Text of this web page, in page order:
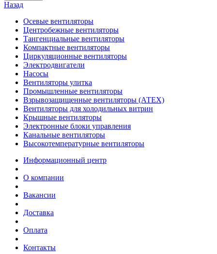
Назад
Осевые вентиляторы
Центробежные вентиляторы
Тангенциальные вентиляторы
Компактные вентиляторы
Циркуляционные вентиляторы
Электродвигатели
Насосы
Вентиляторы улитка
Промышленные вентиляторы
Взрывозащищенные вентиляторы (АТЕХ)
Вентиляторы для холодильных витрин
Крышные вентиляторы
Электронные блоки управления
Канальные вентиляторы
Высокотемпературные вентиляторы
Информационный центр
О компании
Вакансии
Доставка
Оплата
Контакты